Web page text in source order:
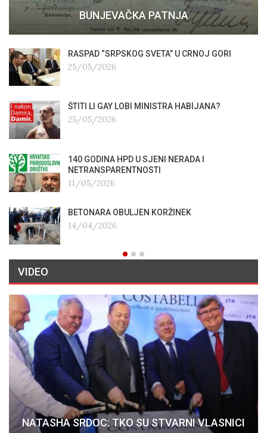
BUNJEVAČKA PATNJA
RASPAD “SRPSKOG SVETA” U CRNOJ GORI
25/05/2026
ŠTITI LI GAY LOBI MINISTRA HABIJANA?
25/05/2026
140 GODINA HPD U SJENI NERADA I
NETRANSPARENTNOSTI
11/05/2026
BETONARA OBULJEN KORŽINEK
14/04/2026
VIDEO
NATASHA SRDOC: TKO SU STVARNI VLASNICI